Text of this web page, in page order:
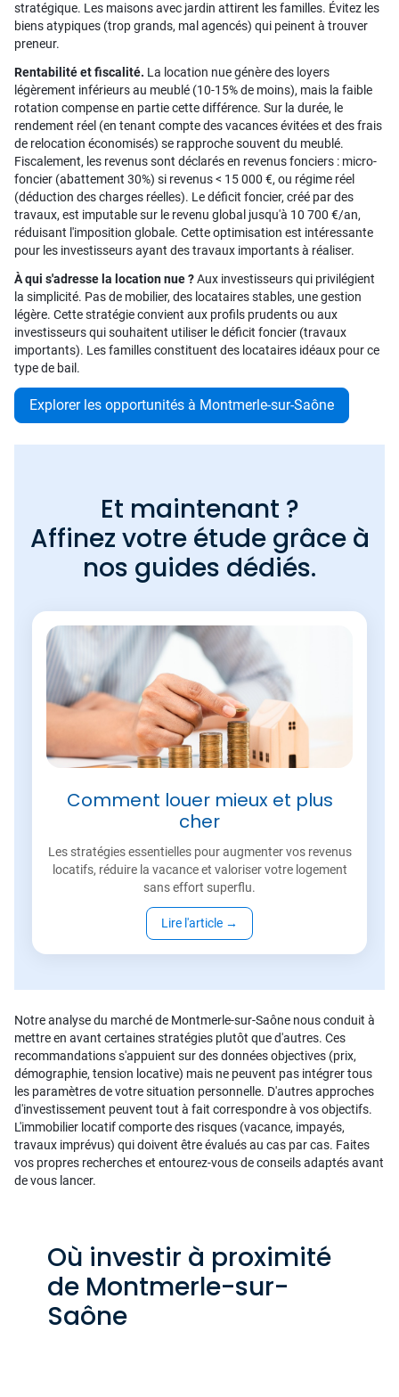
stratégique. Les maisons avec jardin attirent les familles. Évitez les
biens atypiques (trop grands, mal agencés) qui peinent à trouver
preneur.
Rentabilité et fiscalité. La location nue génère des loyers
légèrement inférieurs au meublé (10-15% de moins), mais la faible
rotation compense en partie cette différence. Sur la durée, le
rendement réel (en tenant compte des vacances évitées et des frais
de relocation économisés) se rapproche souvent du meublé.
Fiscalement, les revenus sont déclarés en revenus fonciers : micro-
foncier (abattement 30%) si revenus < 15 000 €, ou régime réel
(déduction des charges réelles). Le déficit foncier, créé par des
travaux, est imputable sur le revenu global jusqu'à 10 700 €/an,
réduisant l'imposition globale. Cette optimisation est intéressante
pour les investisseurs ayant des travaux importants à réaliser.
À qui s'adresse la location nue ?Aux investisseurs qui privilégient
la simplicité. Pas de mobilier, des locataires stables, une gestion
légère. Cette stratégie convient aux profils prudents ou aux
investisseurs qui souhaitent utiliser le déficit foncier (travaux
importants). Les familles constituent des locataires idéaux pour ce
type de bail.
Explorer les opportunités à Montmerle-sur-Saône
Et maintenant ?
Affinez votre étude grâce à
nos guides dédiés.
Comment louer mieux et plus
cher
Les stratégies essentielles pour augmenter vos revenus
locatifs, réduire la vacance et valoriser votre logement
sans effort superflu.
Lire l'article →
Notre analyse du marché de Montmerle-sur-Saône nous conduit à
mettre en avant certaines stratégies plutôt que d'autres. Ces
recommandations s'appuient sur des données objectives (prix,
démographie, tension locative) mais ne peuvent pas intégrer tous
les paramètres de votre situation personnelle. D'autres approches
d'investissement peuvent tout à fait correspondre à vos objectifs.
L'immobilier locatif comporte des risques (vacance, impayés,
travaux imprévus) qui doivent être évalués au cas par cas. Faites
vos propres recherches et entourez-vous de conseils adaptés avant
de vous lancer.
Où investir à proximité
de Montmerle-sur-
Saône